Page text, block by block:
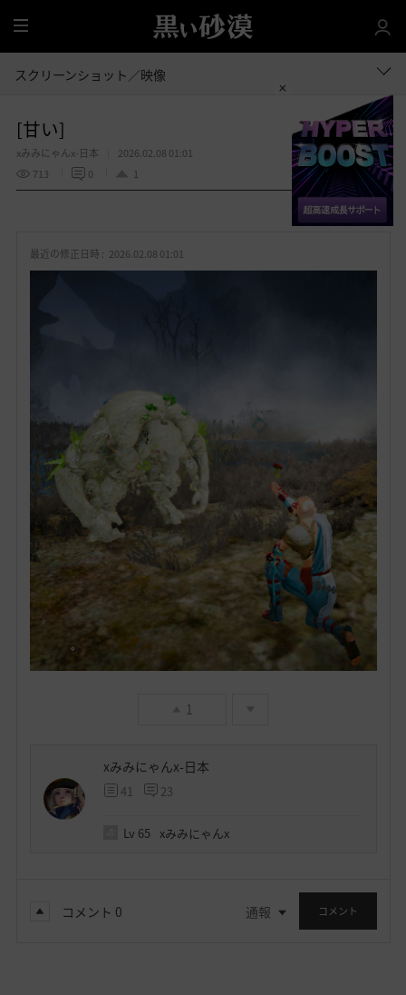
全
体
スクリーンショット／映像
[甘い]
xみみにゃんx-日本
2026.02.08 01:01
713
0 1
お 共有する
最近の修正日時 : 2026.02.08 01:01
1
xみみにゃんx-日本
41 23
Lv 65 xみみにゃんx
コメント 0 通報 コメント